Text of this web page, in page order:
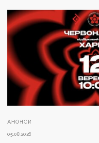
АНОНСИ
05.08.2026